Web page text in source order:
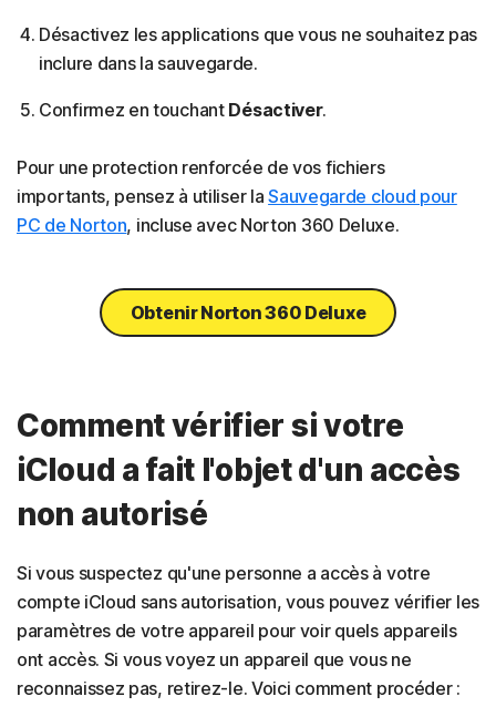
Désactivez les applications que vous ne souhaitez pas
inclure dans la sauvegarde.
Confirmez en touchant Désactiver.
Pour une protection renforcée de vos fichiers
importants, pensez à utiliser laSauvegarde cloud pour
PC de Norton, incluse avec Norton 360 Deluxe.
Obtenir Norton 360 Deluxe
Comment vérifier si votre
iCloud a fait l'objet d'un accès
non autorisé
Si vous suspectez qu'une personne a accès à votre
compte iCloud sans autorisation, vous pouvez vérifier les
paramètres de votre appareil pour voir quels appareils
ont accès. Si vous voyez un appareil que vous ne
reconnaissez pas, retirez-le. Voici comment procéder :